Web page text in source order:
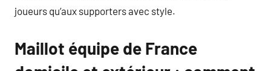
joueurs qu’aux supporters avec style.
Maillot équipe de France